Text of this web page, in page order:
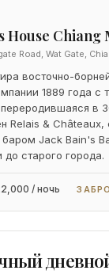
House Chiang
Road, Wat Gate,
восточно-
1889 года с
в
Relais & Châteaux,
Jack Bain's
до старого города.
/ ночь